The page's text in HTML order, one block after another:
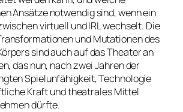
Ansätze notwendig sind, wenn ein
virtuell und IRL wechselt. Die
und Mutationen des
sind auch auf das Theater an
das nun, nach zwei Jahren der
Spielunfähigkeit, Technologie
Kraft und theatrales Mittel
dürfte.